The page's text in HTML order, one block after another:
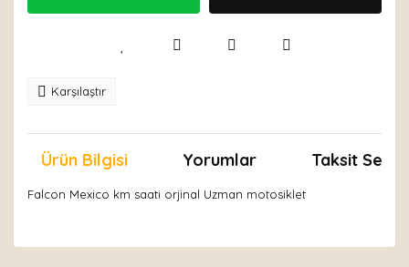
Karşılaştır
Ürün Bilgisi Yorumlar Taksit
Falcon Mexico km saati orjinal Uzman motosiklet